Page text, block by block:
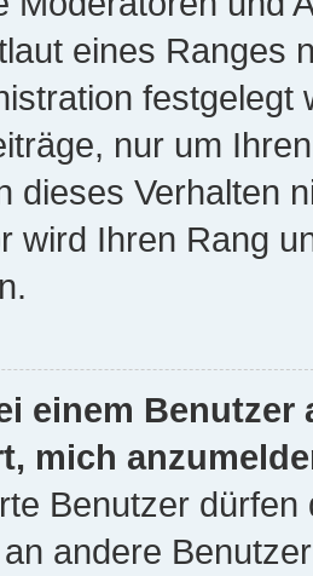
eines Ranges
nur um
dieses Verhalten
wird Ihren Rang
einem
mich
Benutzer
andere